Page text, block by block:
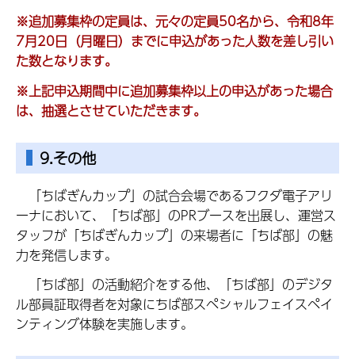
※追加募集枠の定員は、元々の定員50名から、令和8年
7月20日（月曜日）までに申込があった人数を差し引い
た数となります。
※上記申込期間中に追加募集枠以上の申込があった場合
は、抽選とさせていただきます。
9.その他
「ちばぎんカップ」の試合会場であるフクダ電子アリ
ーナにおいて、「ちば部」のPRブースを出展し、運営ス
タッフが「ちばぎんカップ」の来場者に「ちば部」の魅
力を発信します。
「ちば部」の活動紹介をする他、「ちば部」のデジタ
ル部員証取得者を対象にちば部スペシャルフェイスペイ
ンティング体験を実施します。